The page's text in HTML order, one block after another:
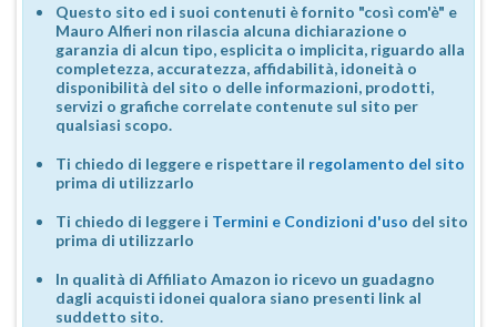
Questo sito ed i suoi contenuti è fornito "così com'è" e
Mauro Alfieri non rilascia alcuna dichiarazione o
garanzia di alcun tipo, esplicita o implicita, riguardo alla
completezza, accuratezza, affidabilità, idoneità o
disponibilità del sito o delle informazioni, prodotti,
servizi o grafiche correlate contenute sul sito per
qualsiasi scopo.
Ti chiedo di leggere e rispettare il regolamento del sito
prima di utilizzarlo
Ti chiedo di leggere i Termini e Condizioni d'uso del sito
prima di utilizzarlo
In qualità di Affiliato Amazon io ricevo un guadagno
dagli acquisti idonei qualora siano presenti link al
suddetto sito.